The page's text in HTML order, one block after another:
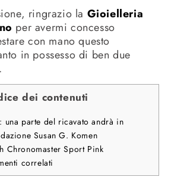
ringrazio la Gioielleria
per avermi concesso
con mano questo
in possesso di ben due
dei contenuti
una parte del ricavato andrà in
Susan G. Komen
Chronomaster Sport Pink
correlati